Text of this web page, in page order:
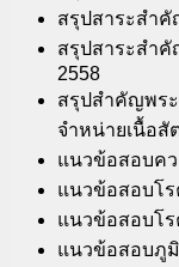
สรุปสาระสำ
สรุปสาระสำ
2558
สรุปสำคัญพร
จำหน่ายเนื้อสั
แนวข้อสอบค
แนวข้อสอบโ
แนวข้อสอบโ
แนวข้อสอบภู